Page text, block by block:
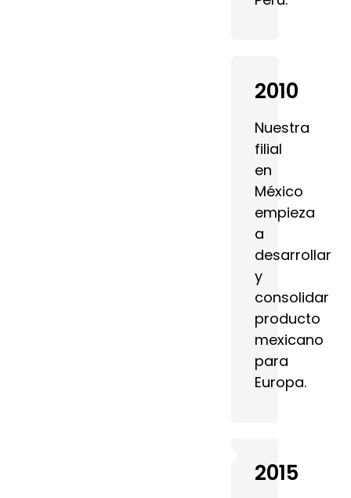
2010
Nuestra
filial
en
México
empieza
a
desarrollar
y
consolidar
producto
mexicano
para
Europa.
2015